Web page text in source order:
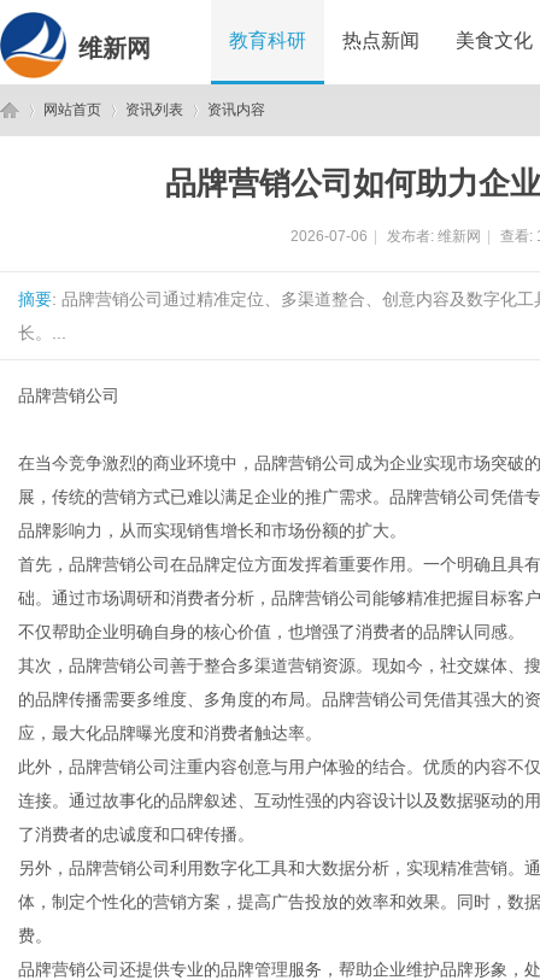
维新网 教育科研 热点新闻 美食文化
网站首页 资讯列表 资讯内容
品牌营销公司如何助力企
2026-07-06 发布者: 维新网 查看:
摘要: 品牌营销公司通过精准定位、多渠道整合、创意内容及数字化
长。...
品牌营销公司
在当今竞争激烈的商业环境中，品牌营销公司成为企业实现市场突破
展，传统的营销方式已难以满足企业的推广需求。品牌营销公司凭借
品牌影响力，从而实现销售增长和市场份额的扩大。
首先，品牌营销公司在品牌定位方面发挥着重要作用。一个明确且具
础。通过市场调研和消费者分析，品牌营销公司能够精准把握目标客
不仅帮助企业明确自身的核心价值，也增强了消费者的品牌认同感。
其次，品牌营销公司善于整合多渠道营销资源。现如今，社交媒体、
的品牌传播需要多维度、多角度的布局。品牌营销公司凭借其强大的
应，最大化品牌曝光度和消费者触达率。
此外，品牌营销公司注重内容创意与用户体验的结合。优质的内容不
连接。通过故事化的品牌叙述、互动性强的内容设计以及数据驱动的
了消费者的忠诚度和口碑传播。
另外，品牌营销公司利用数字化工具和大数据分析，实现精准营销。
体，制定个性化的营销方案，提高广告投放的效率和效果。同时，数
费。
品牌营销公司还提供专业的品牌管理服务，帮助企业维护品牌形象，